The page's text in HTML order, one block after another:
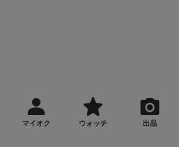
マイオク ウォッチ 出品